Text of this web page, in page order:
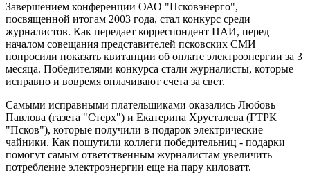
Завершением конференции ОАО "Псковэнерго",
посвященной итогам 2003 года, стал конкурс среди
журналистов. Как передает корреспондент ПАИ, перед
началом совещания представителей псковских СМИ
попросили показать квитанции об оплате электроэнергии за 3
месяца. Победителями конкурса стали журналисты, которые
исправно и вовремя оплачивают счета за свет.
Самыми исправными плательщиками оказались Любовь
Павлова (газета "Стерх") и Екатерина Хрусталева (ГТРК
"Псков"), которые получили в подарок электрические
чайники. Как пошутили коллеги победительниц - подарки
помогут самым ответственным журналистам увеличить
потребление электроэнергии еще на пару киловатт.